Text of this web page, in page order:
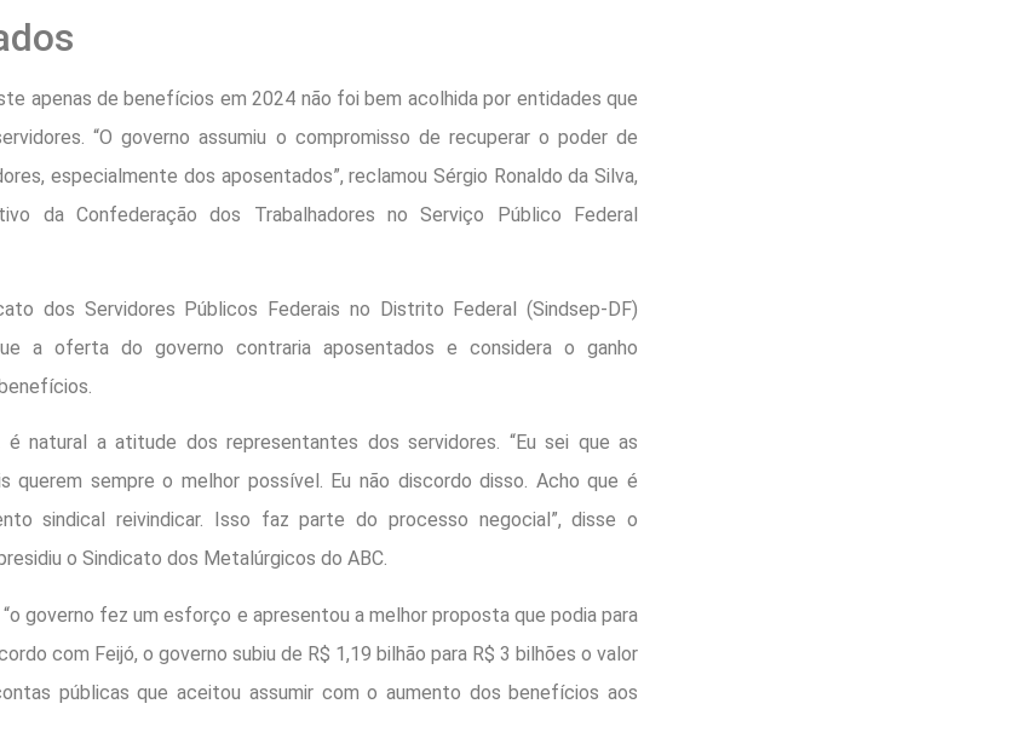
apenas de benefícios em 2024 não foi bem acolhida por entidades que
“O governo assumiu o compromisso de recuperar o poder de
especialmente dos aposentados”, reclamou Sérgio Ronaldo da Silva,
da Confederação dos Trabalhadores no Serviço Público Federal
dos Servidores Públicos Federais no Distrito Federal (Sindsep-DF)
a oferta do governo contraria aposentados e considera o ganho
é natural a atitude dos representantes dos servidores. “Eu sei que as
querem sempre o melhor possível. Eu não discordo disso. Acho que é
sindical reivindicar. Isso faz parte do processo negocial”, disse o
o Sindicato dos Metalúrgicos do ABC.
“o governo fez um esforço e apresentou a melhor proposta que podia para
com Feijó, o governo subiu de R$ 1,19 bilhão para R$ 3 bilhões o valor
públicas que aceitou assumir com o aumento dos benefícios aos